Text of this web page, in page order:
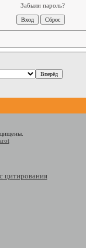
Забыли пароль?